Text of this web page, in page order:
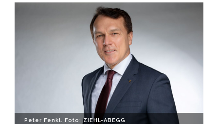
Peter Fenkl. Foto: ZIEHL-ABEGG